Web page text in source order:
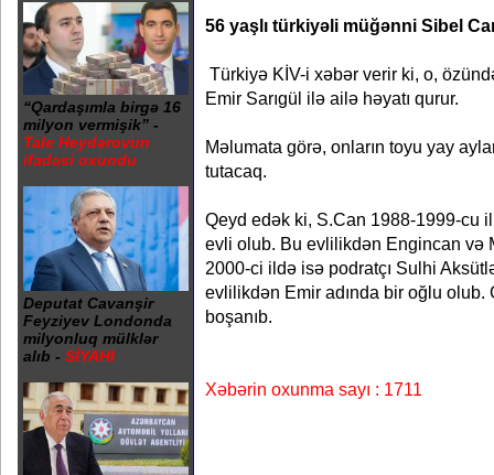
“Qardaşımla birgə 16
milyon vermişik” -
Tale Heydərovun
ifadəsi oxundu
Deputat Cavanşir
Feyziyev Londonda
milyonluq mülklər
alıb - SİYAHI
56 yaşlı türkiyəli müğənni Sibel
Türkiyə KİV-i xəbər verir ki, o,
Emir Sarıgül ilə ailə həyatı qurur.
Məlumata görə, onların toyu yay
tutacaq.
Qeyd edək ki, S.Can 1988-1999-cu
evli olub. Bu evlilikdən Engincan və
2000-ci ildə isə podratçı Sulhi
evlilikdən Emir adında bir oğlu olub.
boşanıb.
Xəbərin oxunma sayı : 1711